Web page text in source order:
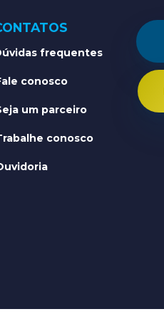
frequentes
conosco
um parceiro
conosco